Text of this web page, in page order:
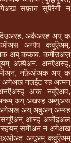
सफ़ात सुपॆरॆगॊ न
अकैअस्ह अय् क
अग्यैष कवुऎअम्.
अय् कफ़ाब, कमॊउअज़
अफ़्यॆअन, अनऎअस्ह्,
नफ़ॆऒअक अय् क
अगेअख नलईट स्ह अत्मन्
आक नवुऎअव,
अय् अखस्ह अब्युअस
अय् अबुअन् अम्स्ह
सगुऎअन् आस्ह् अजॊइअल
समॊअन न अगेअख
सxऒअत अगूअम् कवुऎअम्